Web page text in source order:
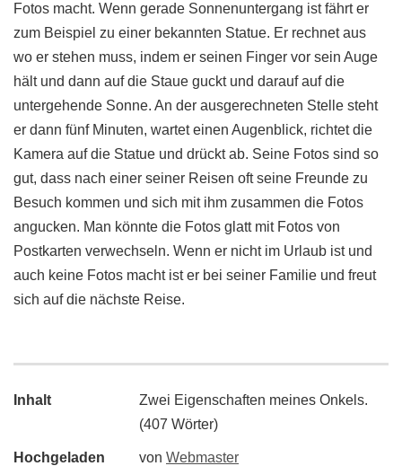
Fotos macht. Wenn gerade Sonnenuntergang ist fährt er
zum Beispiel zu einer bekannten Statue. Er rechnet aus
wo er stehen muss, indem er seinen Finger vor sein Auge
hält und dann auf die Staue guckt und darauf auf die
untergehende Sonne. An der ausgerechneten Stelle steht
er dann fünf Minuten, wartet einen Augenblick, richtet die
Kamera auf die Statue und drückt ab. Seine Fotos sind so
gut, dass nach einer seiner Reisen oft seine Freunde zu
Besuch kommen und sich mit ihm zusammen die Fotos
angucken. Man könnte die Fotos glatt mit Fotos von
Postkarten verwechseln. Wenn er nicht im Urlaub ist und
auch keine Fotos macht ist er bei seiner Familie und freut
sich auf die nächste Reise.
Inhalt
Zwei Eigenschaften meines Onkels.
(407 Wörter)
Hochgeladen von Webmaster